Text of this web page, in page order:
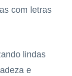
com letras
lindas
e